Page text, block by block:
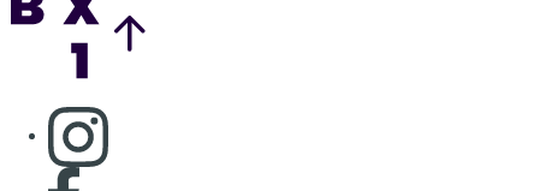
Consulter page Instagram
Consulter page Facebook